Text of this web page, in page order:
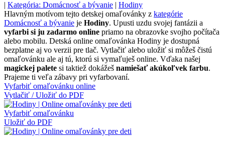
| Kategória: Domácnosť a bývanie | Hodiny
Hlavným motívom tejto detskej omaľovánky z kategórie
Domácnosť a bývanie je Hodiny. Upusti uzdu svojej fantázii a
vyfarbi si ju zadarmo online priamo na obrazovke svojho počítača
alebo mobilu. Detská online omaľovánka Hodiny je dostupná
bezplatne aj vo verzii pre tlač. Vytlačiť alebo uložiť si môžeš čistú
omaľovánku ale aj tú, ktorú si vymaľuješ online. Vďaka našej
magickej palete si taktiež dokážeš namiešať akúkoľvek farbu.
Prajeme ti veľa zábavy pri vyfarbovaní.
Vyfarbiť omaľovánku online
Vytlačiť / Uložiť do PDF
Vyfarbiť omaľovánku
Uložiť do PDF